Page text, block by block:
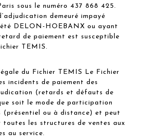
sous le numéro 437 868 425.
demeuré impayé
DELON-HOEBANX ou ayant
de paiement est susceptible
TEMIS.
du Fichier TEMIS Le Fichier
incidents de paiement des
(retards et défauts de
soit le mode de participation
(présentiel ou à distance) et peut
les structures de ventes aux
au service.